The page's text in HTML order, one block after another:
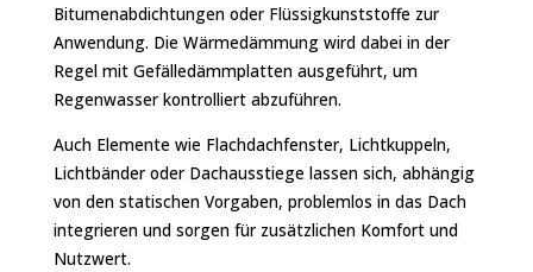
Bitumenabdichtungen oder Flüssigkunststoffe zur
Anwendung. Die Wärmedämmung wird dabei in der
Regel mit Gefälledämmplatten ausgeführt, um
Regenwasser kontrolliert abzuführen.
Auch Elemente wie Flachdachfenster, Lichtkuppeln,
Lichtbänder oder Dachausstiege lassen sich, abhängig
von den statischen Vorgaben, problemlos in das Dach
integrieren und sorgen für zusätzlichen Komfort und
Nutzwert.